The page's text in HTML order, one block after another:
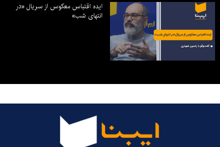
ایده اقتباس معکوس از سریال «در
انتهای شب»